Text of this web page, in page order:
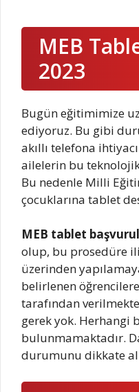
MEB
2023
Bugün eğitimimize
ediyoruz. Bu gibi
akıllı telefona
ailelerin bu
Bu nedenle Milli
çocuklarına tablet
MEB tablet
olup, bu prosedüre
üzerinden
belirlenen
tarafından
gerek yok. Herhangi
bulunmamaktadır.
durumunu dikkate